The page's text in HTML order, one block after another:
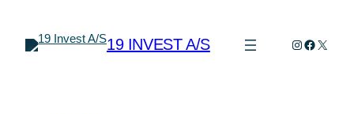
indhold
19 INVEST A/S Instagram
X